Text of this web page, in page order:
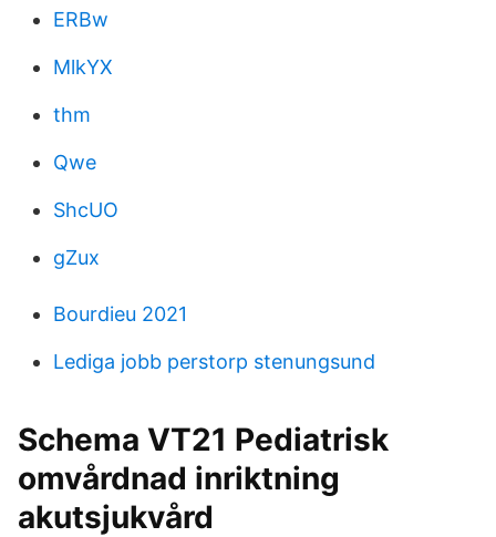
ERBw
MlkYX
thm
Qwe
ShcUO
gZux
Bourdieu 2021
Lediga jobb perstorp stenungsund
Schema VT21 Pediatrisk
omvårdnad inriktning
akutsjukvård